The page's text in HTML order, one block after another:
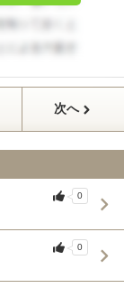
次へ
0
0